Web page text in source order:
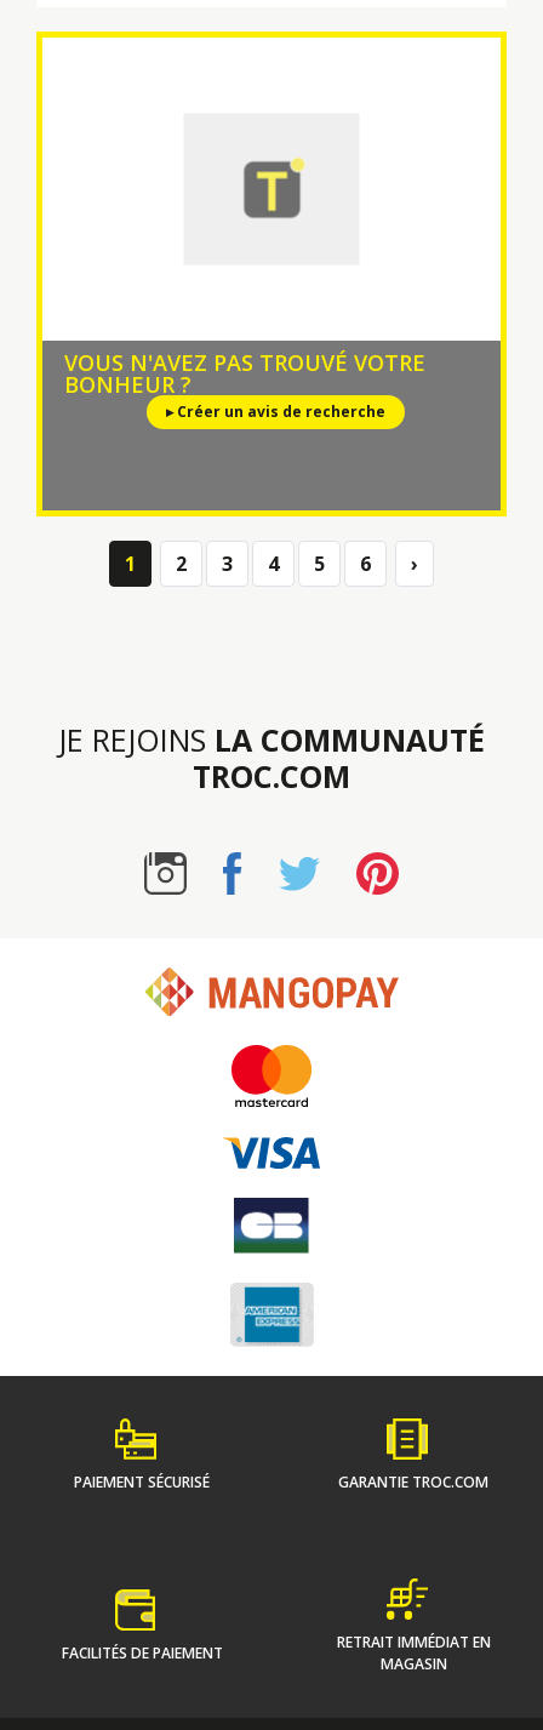
VOUS N'AVEZ PAS TROUVÉ VOTRE
BONHEUR ?
▸ Créer un avis de recherche
1 2 3 4 5 6 ›
JE REJOINS LA COMMUNAUTÉ
TROC.COM
PAIEMENT SÉCURISÉ GARANTIE TROC.COM
FACILITÉS DE PAIEMENT
RETRAIT IMMÉDIAT EN
MAGASIN